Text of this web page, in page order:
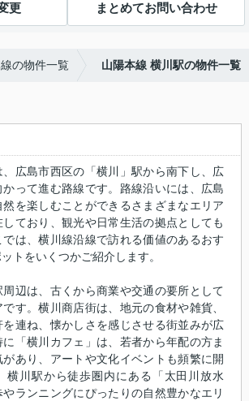
更 まとめてお問い合わせ
の物件一覧 山陽本線 横川駅の物件一覧
、広島市西区の「横川」駅から南下し、広
って進む路線です。路線沿いには、広島
を楽しむことができるさまざまなエリア
ており、観光や日常生活の拠点としても
は、横川線沿線で訪れる価値のあるおす
トをいくつかご紹介します。
周辺は、古くから商業や交通の要所として
す。横川商店街は、地元の食材や雑貨、
連ね、懐かしさを感じさせる街並みが広
「横川カフェ」は、若者から年配の方ま
あり、アートや文化イベントも頻繁に開
横川駅から徒歩圏内にある「太田川放水
ランニングにぴったりの自然豊かなエリ